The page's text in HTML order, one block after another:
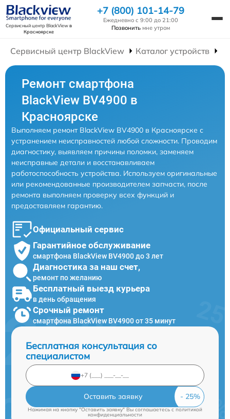
Сервисный центр BlackViewв
Красноярске
+7 (800) 101-14-79
Ежедневно с 9:00 до 21:00
Позвонить мне утром
Сервисный центр BlackView Каталог устройств
Ремонт смартфона
BlackView BV4900 в
Красноярске
Выполняем ремонт BlackView BV4900 в Красноярске с
устранением неисправностей любой сложности. Проводим
диагностику, выявляем причины поломки, заменяем
неисправные детали и восстанавливаем
работоспособность устройства. Используем оригинальные
или рекомендованные производителем запчасти, после
ремонта выполняем проверку всех функций и
предоставляем гарантию.
Официальный сервис
Гарантийное обслуживание
смартфона BlackView BV4900 до 3 лет
Диагностика за наш счет,
ремонт по желанию
Бесплатный выезд курьера
в день обращения
Срочный ремонт
смартфона BlackView BV4900 от 35 минут
Бесплатная консультация со
специалистом
Оставить заявку
Нажимая на кнопку "Оставить заявку" Вы соглашаетесь cполитикой
конфиденциальности